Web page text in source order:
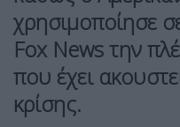
χρησιμοποίησε
Fox News την
που έχει
κρίσης.